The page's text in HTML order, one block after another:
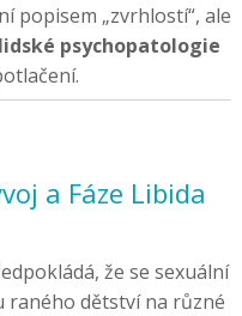
popisem „zvrhlostí“, ale
psychopatologie
a Fáze Libida
že se sexuální
dětství na různé